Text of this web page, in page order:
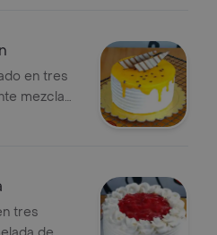
en tres
mezcla
frutal y
tres